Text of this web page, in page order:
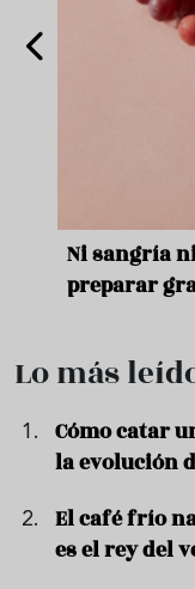
Aceitunas:
verano
Lo más
Cómo catar
la evolución
El café frío
es el rey del